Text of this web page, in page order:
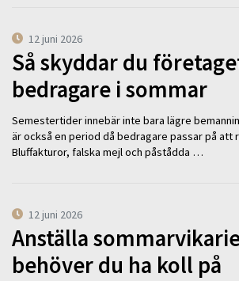
12 juni 2026
Så skyddar du
bedragare i sommar
Semestertider innebär inte bara lägre
är också en period då bedragare passar på att
Bluffakturor, falska mejl och påstådda …
12 juni 2026
Anställa
behöver du ha koll på